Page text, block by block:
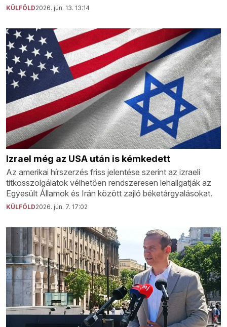
KÜLFÖLD2026. jún. 13. 13:14
Izrael még az USA után is kémkedett
Az amerikai hírszerzés friss jelentése szerint az izraeli
titkosszolgálatok vélhetően rendszeresen lehallgatják az
Egyesült Államok és Irán között zajló béketárgyalásokat.
KÜLFÖLD2026. jún. 7. 17:02